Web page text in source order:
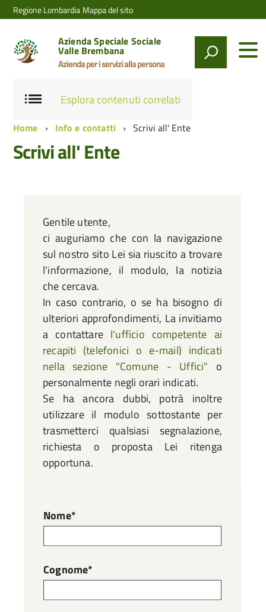
Regione Lombardia Mappa del sito
Azienda Speciale Sociale
Valle Brembana
Azienda per i servizi alla persona
Esplora contenuti correlati
Home Info e contatti Scrivi all' Ente
Scrivi all' Ente
Gentile utente,
ci auguriamo che con la navigazione
sul nostro sito Lei sia riuscito a trovare
l'informazione, il modulo, la notizia
che cercava.
In caso contrario, o se ha bisogno di
ulteriori approfondimenti, La invitiamo
a contattare l'ufficio competente ai
recapiti (telefonici o e-mail) indicati
nella sezione "Comune - Uffici" o
personalmente negli orari indicati.
Se ha ancora dubbi, potrà inoltre
utilizzare il modulo sottostante per
trasmetterci qualsiasi segnalazione,
richiesta o proposta Lei ritenga
opportuna.
Nome*
Cognome*